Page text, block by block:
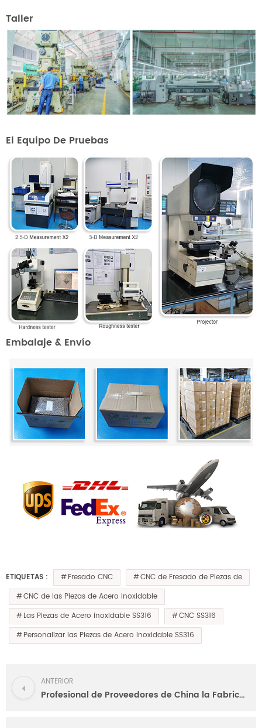
Taller
El Equipo De Pruebas
Embalaje & Envío
ETIQUETAS : Fresado CNC
CNC de Fresado de Piezas de
CNC de las Piezas de Acero Inoxidable
Las Piezas de Acero inoxidable SS316
CNC SS316
Personalizar las Piezas de Acero Inoxidable SS316
ANTERIOR
Profesional de Proveedores de China la Fabricación Personalizada de Fresado CNC